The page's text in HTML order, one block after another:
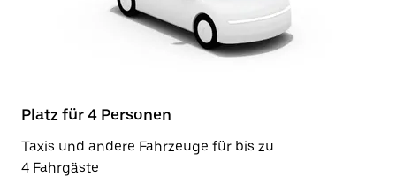
Platz für 4 Personen
Taxis und andere Fahrzeuge für bis zu
4 Fahrgäste